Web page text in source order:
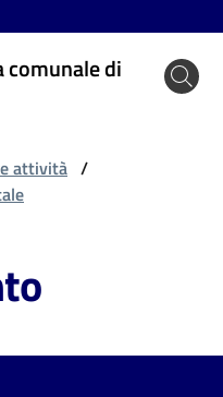
comunale di
attività /